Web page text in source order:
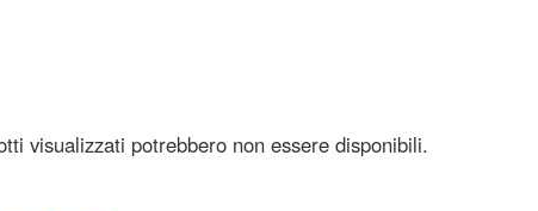
visualizzati potrebbero non essere disponibili.